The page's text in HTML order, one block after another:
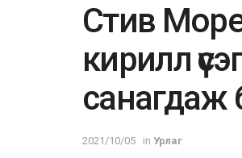
Стив
кирилл
санагдаж
2021/10/05 in Урлаг